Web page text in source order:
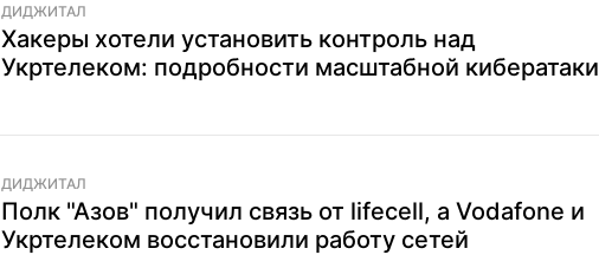
ДИДЖИТАЛ
Хакеры хотели установить контроль над
Укртелеком: подробности масштабной кибератаки
ДИДЖИТАЛ
Полк "Азов" получил связь от lifecell, а Vodafonе и
Укртелеком восстановили работу сетей